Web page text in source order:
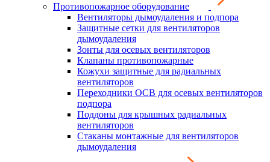
Противопожарное оборудование
Вентиляторы дымоудаления и подпора
Защитные сетки для вентиляторов
дымоудаления
Зонты для осевых вентиляторов
Клапаны противопожарные
Кожухи защитные для радиальных
вентиляторов
Переходники ОСВ для осевых вентиляторов
подпора
Поддоны для крышных радиальных
вентиляторов
Стаканы монтажные для вентиляторов
дымоудаления